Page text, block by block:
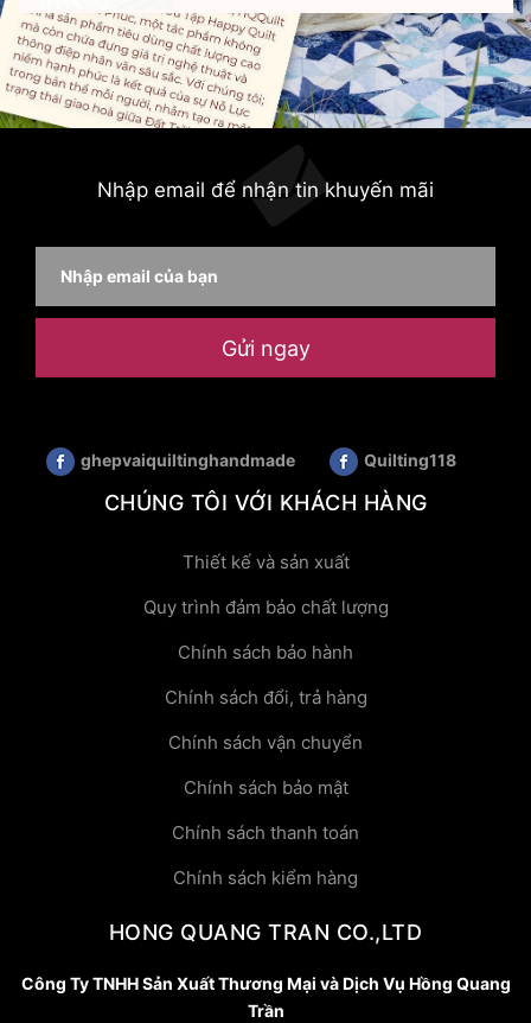
Nhập email để nhận tin khuyến mãi
Gửi ngay
ghepvaiquiltinghandmade Quilting118
CHÚNG TÔI VỚI KHÁCH HÀNG
Thiết kế và sản xuất
Quy trình đảm bảo chất lượng
Chính sách bảo hành
Chính sách đổi, trả hàng
Chính sách vận chuyển
Chính sách bảo mật
Chính sách thanh toán
Chính sách kiểm hàng
HONG QUANG TRAN CO.,LTD
Công Ty TNHH Sản Xuất Thương Mại và Dịch Vụ Hồng Quang
Trần